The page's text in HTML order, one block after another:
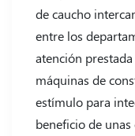
de caucho
entre los
atención
máquinas de
estímulo para
beneficio de unas